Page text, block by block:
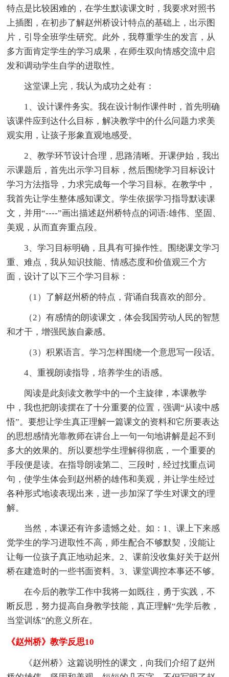
特点是比较困难的，在学生默读课文时，我要求对照书
上插图，在初步了解赵州桥设计特点的基础上，出示图
片，引导全班学生研究。此外，我尊重学生的发言，从
多方面肯定学生的学习成果，在师生双向情感交流中启
发和调动学生自学的进取性。
这堂课上完，我认为成功之处有：
1、设计课件务实。我在设计制作课件时，首先明确
该课件应到达什么目标，解决教学中的什么问题力求美
观实用，让孩子形象直观地感受。
2、教学环节设计合理，思路清晰。开课伊始，我出
示课题后，首先出示学习目标，然后围绕学习目标设计
学习方法指导，力求完成每一个学习目标。在教学中，
我首先让学生整体感知课文。学生依据学习指导默读课
文，并用“----”画出描述赵州桥特点的词语:雄伟、坚固、
美观，从而直奔重点段。
3、学习目标明确，且具有可操作性。围绕课文学习
重、难点，我从知识技能、情感态度和价值观三个方
面，设计了以下三个学习目标：
（1）了解赵州桥的特点，背诵自我喜欢的部分。
（2）有感情的朗读课文，体会我国劳动人民的智慧
和才干，增强民族自豪感。
（3）积累语言。学习怎样围绕一个意思写一段话。
4、重视朗读指导，培养学生的语感。
阅读是此刻读文教学中的一个主旋律，本课教学
中，我也把朗读摆在了十分重要的位置，强调“从读中感
悟”。要想让学生真正理解一篇课文的资料和它所要表达
的思想感情光靠教师在讲台上一句一句地讲解是起不到
多大的效果的。所以要想学生理解得彻底，一个重要的
手段便是读。在指导朗读第二、三段时，经过找重点词
句，使学生体会到赵州桥的雄伟和美观，并让学生经过
各种形式地读表现出来，进一步加深了学生对课文的理
解。
当然，本课还有许多遗憾之处。如：1、课上下来感
觉学生的学习进取性不高，师生配合不够默契，没能让
让每一位孩子真正地动起来。2、课前没收集好关于赵州
桥在建造时的一些书面资料。3、课堂调控本事还不够。
在今后的教学工作中我将一如既往，勇于实践，不
断反思，努力提高自身教学技能，真正理解“先学后教，
当堂训练”的意义所在。
《赵州桥》教学反思10
《赵州桥》这篇说明性的课文，向我们介绍了赵州